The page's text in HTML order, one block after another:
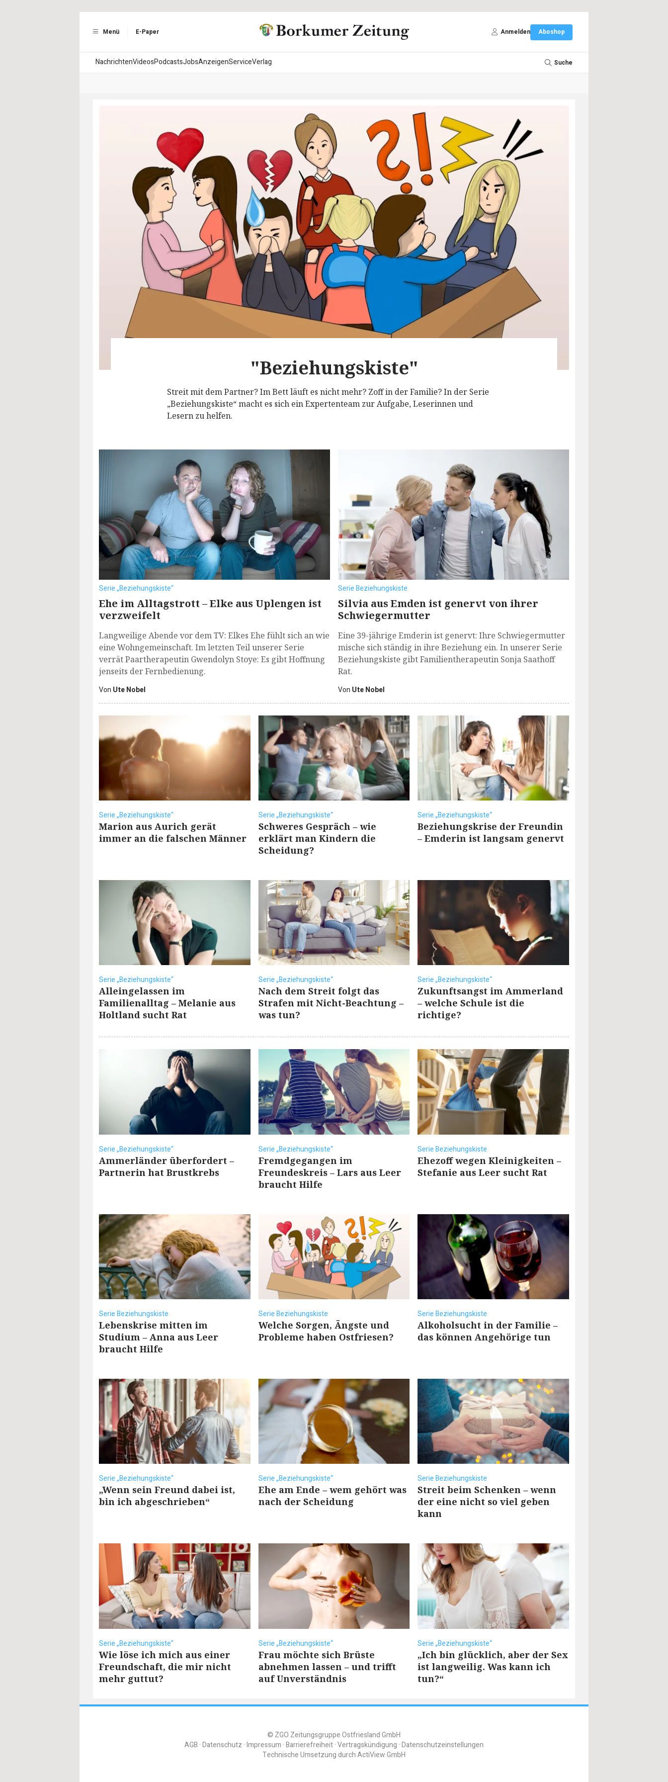
Menü E-Paper Anmelden Aboshop
NachrichtenVideosPodcastsJobsAnzeigenServiceVerlag Suche
"Beziehungskiste"
Streit mit dem Partner? Im Bett läuft es nicht mehr? Zoff in der Familie? In der Serie
„Beziehungskiste“ macht es sich ein Expertenteam zur Aufgabe, Leserinnen und
Lesern zu helfen.
Serie „Beziehungskiste“
Ehe im Alltagstrott – Elke aus Uplengen ist
verzweifelt
Langweilige Abende vor dem TV: Elkes Ehe fühlt sich an wie
eine Wohngemeinschaft. Im letzten Teil unserer Serie
verrät Paartherapeutin Gwendolyn Stoye: Es gibt Hoffnung
jenseits der Fernbedienung.
Von Ute Nobel
Serie Beziehungskiste
Silvia aus Emden ist genervt von ihrer
Schwiegermutter
Eine 39-jährige Emderin ist genervt: Ihre Schwiegermutter
mische sich ständig in ihre Beziehung ein. In unserer Serie
Beziehungskiste gibt Familientherapeutin Sonja Saathoff
Rat.
Von Ute Nobel
Serie „Beziehungskiste“
Marion aus Aurich gerät
immer an die falschen Männer
Serie „Beziehungskiste“
Schweres Gespräch – wie
erklärt man Kindern die
Scheidung?
Serie „Beziehungskiste“
Beziehungskrise der Freundin
– Emderin ist langsam genervt
Serie „Beziehungskiste“
Alleingelassen im
Familienalltag – Melanie aus
Holtland sucht Rat
Serie „Beziehungskiste“
Nach dem Streit folgt das
Strafen mit Nicht-Beachtung –
was tun?
Serie „Beziehungskiste“
Zukunftsangst im Ammerland
– welche Schule ist die
richtige?
Serie „Beziehungskiste“
Ammerländer überfordert –
Partnerin hat Brustkrebs
Serie „Beziehungskiste“
Fremdgegangen im
Freundeskreis – Lars aus Leer
braucht Hilfe
Serie Beziehungskiste
Ehezoff wegen Kleinigkeiten –
Stefanie aus Leer sucht Rat
Serie Beziehungskiste
Lebenskrise mitten im
Studium – Anna aus Leer
braucht Hilfe
Serie Beziehungskiste
Welche Sorgen, Ängste und
Probleme haben Ostfriesen?
Serie Beziehungskiste
Alkoholsucht in der Familie –
das können Angehörige tun
Serie „Beziehungskiste“
„Wenn sein Freund dabei ist,
bin ich abgeschrieben“
Serie „Beziehungskiste“
Ehe am Ende – wem gehört was
nach der Scheidung
Serie Beziehungskiste
Streit beim Schenken – wenn
der eine nicht so viel geben
kann
Serie „Beziehungskiste“
Wie löse ich mich aus einer
Freundschaft, die mir nicht
mehr guttut?
Serie „Beziehungskiste“
Frau möchte sich Brüste
abnehmen lassen – und trifft
auf Unverständnis
Serie „Beziehungskiste“
„Ich bin glücklich, aber der Sex
ist langweilig. Was kann ich
tun?“
© ZGO Zeitungsgruppe Ostfriesland GmbH
AGB Datenschutz Impressum Barrierefreiheit Vertragskündigung Datenschutzeinstellungen
Technische Umsetzung durchActiView GmbH